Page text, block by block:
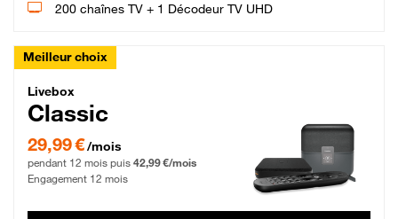
200 chaînes TV + 1 Décodeur TV UHD
Meilleur choix
Livebox Classic Fibre
Livebox
Classic
29,99 € par mois pendant 12 mois puis 42,99 € par mois, Engagement 12 mois
29,99 €/mois
pendant 12 mois puis 42,99 €/mois
Engagement 12 mois